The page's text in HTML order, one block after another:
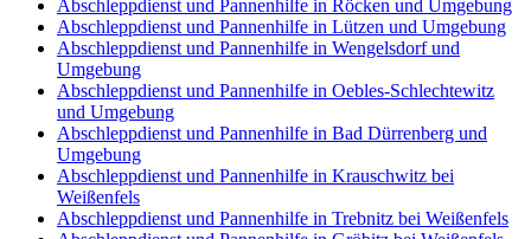
Abschleppdienst und Pannenhilfe in Röcken und Umgebung
Abschleppdienst und Pannenhilfe in Lützen und Umgebung
Abschleppdienst und Pannenhilfe in Wengelsdorf und
Umgebung
Abschleppdienst und Pannenhilfe in Oebles-Schlechtewitz
und Umgebung
Abschleppdienst und Pannenhilfe in Bad Dürrenberg und
Umgebung
Abschleppdienst und Pannenhilfe in Krauschwitz bei
Weißenfels
Abschleppdienst und Pannenhilfe in Trebnitz bei Weißenfels